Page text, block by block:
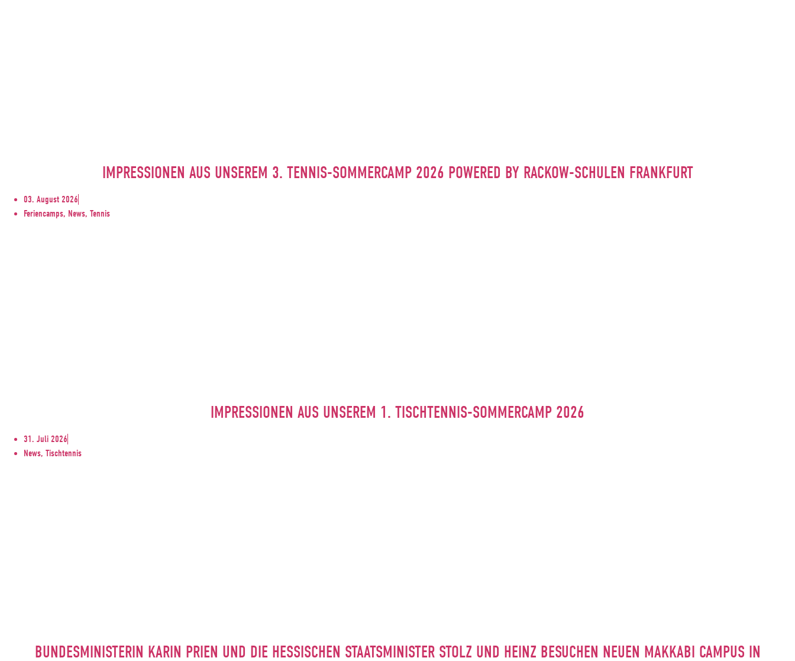
IMPRESSIONEN AUS UNSEREM 3. TENNIS-SOMMERCAMP 2026 POWERED BY RACKOW-SCHULEN FRANKFURT
03. August 2026
Feriencamps, News, Tennis
IMPRESSIONEN AUS UNSEREM 1. TISCHTENNIS-SOMMERCAMP 2026
31. Juli 2026
News, Tischtennis
BUNDESMINISTERIN KARIN PRIEN UND DIE HESSISCHEN STAATSMINISTER STOLZ UND HEINZ BESUCHEN NEUEN MAKKABI CAMPUS IN